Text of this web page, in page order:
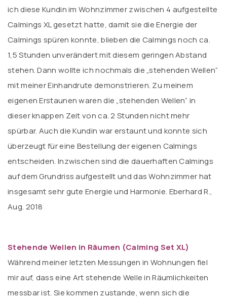
ich diese Kundin im Wohnzimmer zwischen 4 aufgestellte
Calmings XL gesetzt hatte, damit sie die Energie der
Calmings spüren konnte, blieben die Calmings noch ca.
1,5 Stunden unverändert mit diesem geringen Abstand
stehen. Dann wollte ich nochmals die „stehenden Wellen“
mit meiner Einhandrute demonstrieren. Zu meinem
eigenen Erstaunen waren die „stehenden Wellen“ in
dieser knappen Zeit von ca. 2 Stunden nicht mehr
spürbar. Auch die Kundin war erstaunt und konnte sich
überzeugt für eine Bestellung der eigenen Calmings
entscheiden. Inzwischen sind die dauerhaften Calmings
auf dem Grundriss aufgestellt und das Wohnzimmer hat
insgesamt sehr gute Energie und Harmonie. Eberhard R.,
Aug. 2018
Stehende Wellen in Räumen (Calming Set XL)
Während meiner letzten Messungen in Wohnungen fiel
mir auf, dass eine Art stehende Welle in Räumlichkeiten
messbar ist. Sie kommen zustande, wenn sich die